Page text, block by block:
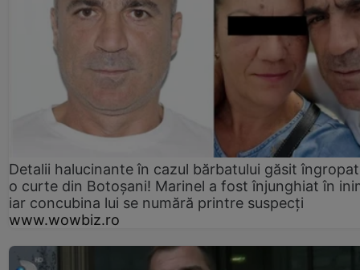
Detalii halucinante în cazul bărbatului găsit
o curte din Botoșani! Marinel a fost înjunghiat în
iar concubina lui se numără printre suspecți
www.wowbiz.ro